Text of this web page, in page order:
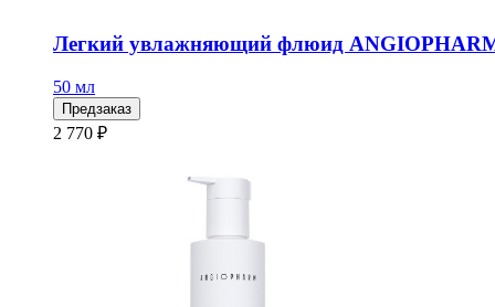
Легкий увлажняющий флюид
50 мл
Предзаказ
2 770 ₽